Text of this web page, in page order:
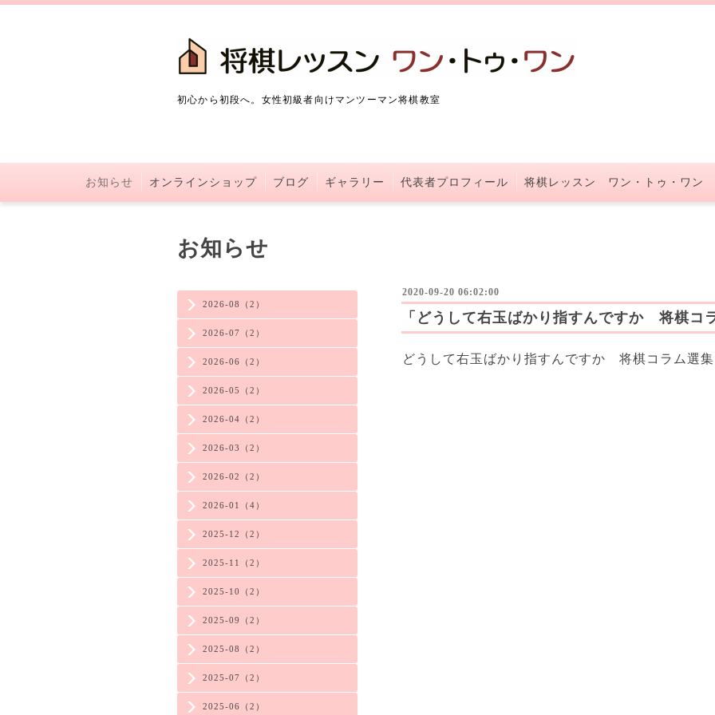
初心から初段へ。女性初級者向けマンツーマン将棋教室
お知らせ オンラインショップ ブログ ギャラリー 代表者プロフィール 将棋レッスン ワン・トゥ・ワン
2026-08（2）
2026-07（2）
2026-06（2）
2026-05（2）
2026-04（2）
2026-03（2）
2026-02（2）
2026-01（4）
2025-12（2）
2025-11（2）
2025-10（2）
2025-09（2）
2025-08（2）
2025-07（2）
2025-06（2）
お知らせ
2020-09-20 06:02:00
「どうして右玉ばかり指すんですか 将棋コ
どうして右玉ばかり指すんですか 将棋コラム選集